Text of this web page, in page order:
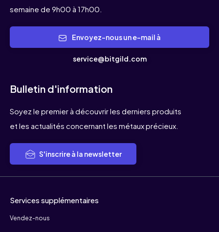
semaine de 9h00 à 17h00.
service@bitgild.com
Bulletin d'information
Soyez le premier à découvrir les derniers produits
et les actualités concernant les métaux précieux.
S'inscrire à la newsletter
Services supplémentaires
Vendez-nous